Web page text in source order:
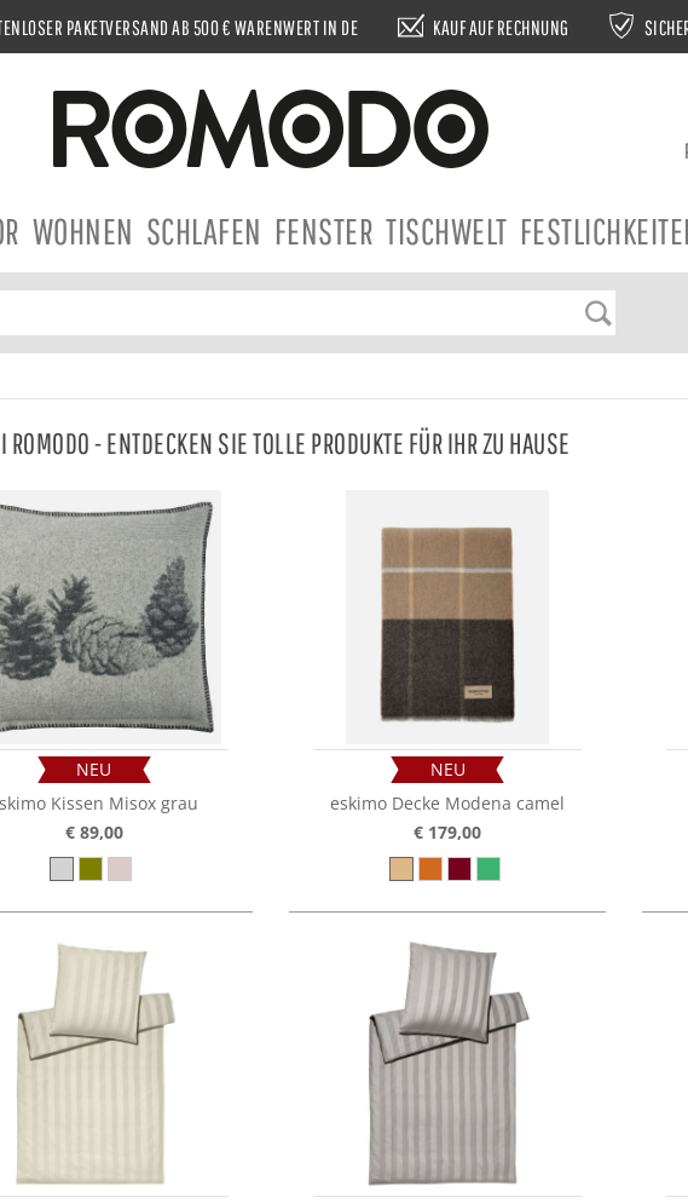
PAKETVERSAND AB 500 € WARENWERT IN DE KAUF AUF RECHNUNG
WOHNEN SCHLAFEN FENSTER TISCHWELT
ROMODO - ENTDECKEN SIE TOLLE PRODUKTE FÜR IHR ZU HAUSE
NEU
Kissen Misox grau
€ 89,00
NEU
eskimo Decke Modena camel
€ 179,00